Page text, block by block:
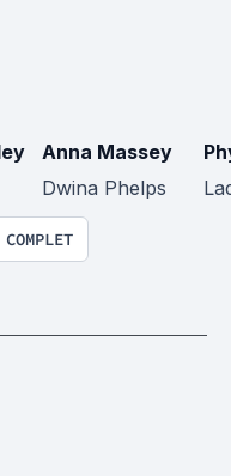
Anna Massey
Dwina Phelps